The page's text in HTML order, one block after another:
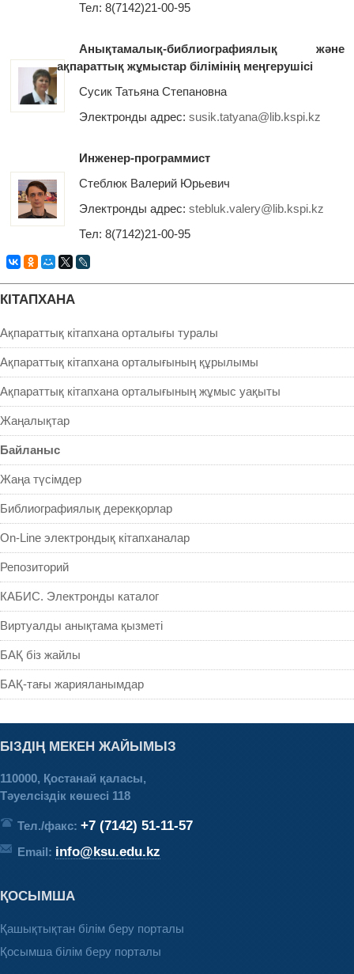
Тел: 8(7142)21-00-95
Анықтамалық-библиографиялық және
ақпараттық жұмыстар білімінің меңгерушісі
Сусик Татьяна Степановна
Электронды адрес: susik.tatyana@lib.kspi.kz
Инженер-программист
Стеблюк Валерий Юрьевич
Электронды адрес: stebluk.valery@lib.kspi.kz
Тел: 8(7142)21-00-95
КIТАПХАНА
Ақпараттық кітапхана орталығы туралы
Ақпараттық кітапхана орталығының құрылымы
Ақпараттық кітапхана орталығының жұмыс уақыты
Жаңалықтар
Байланыс
Жаңа түсімдер
Библиографиялық дерекқорлар
On-Line электрондық кітапханалар
Репозиторий
КАБИС. Электронды каталог
Виртуалды анықтама қызметі
БАҚ біз жайлы
БАҚ-тағы жарияланымдар
БІЗДІҢ МЕКЕН ЖАЙЫМЫЗ
110000, Қостанай қаласы,
Тәуелсіздік көшесі 118
Тел./факс: +7 (7142) 51-11-57
Email: info@ksu.edu.kz
ҚОСЫМША
Қашықтықтан білім беру порталы
Қосымша білім беру порталы